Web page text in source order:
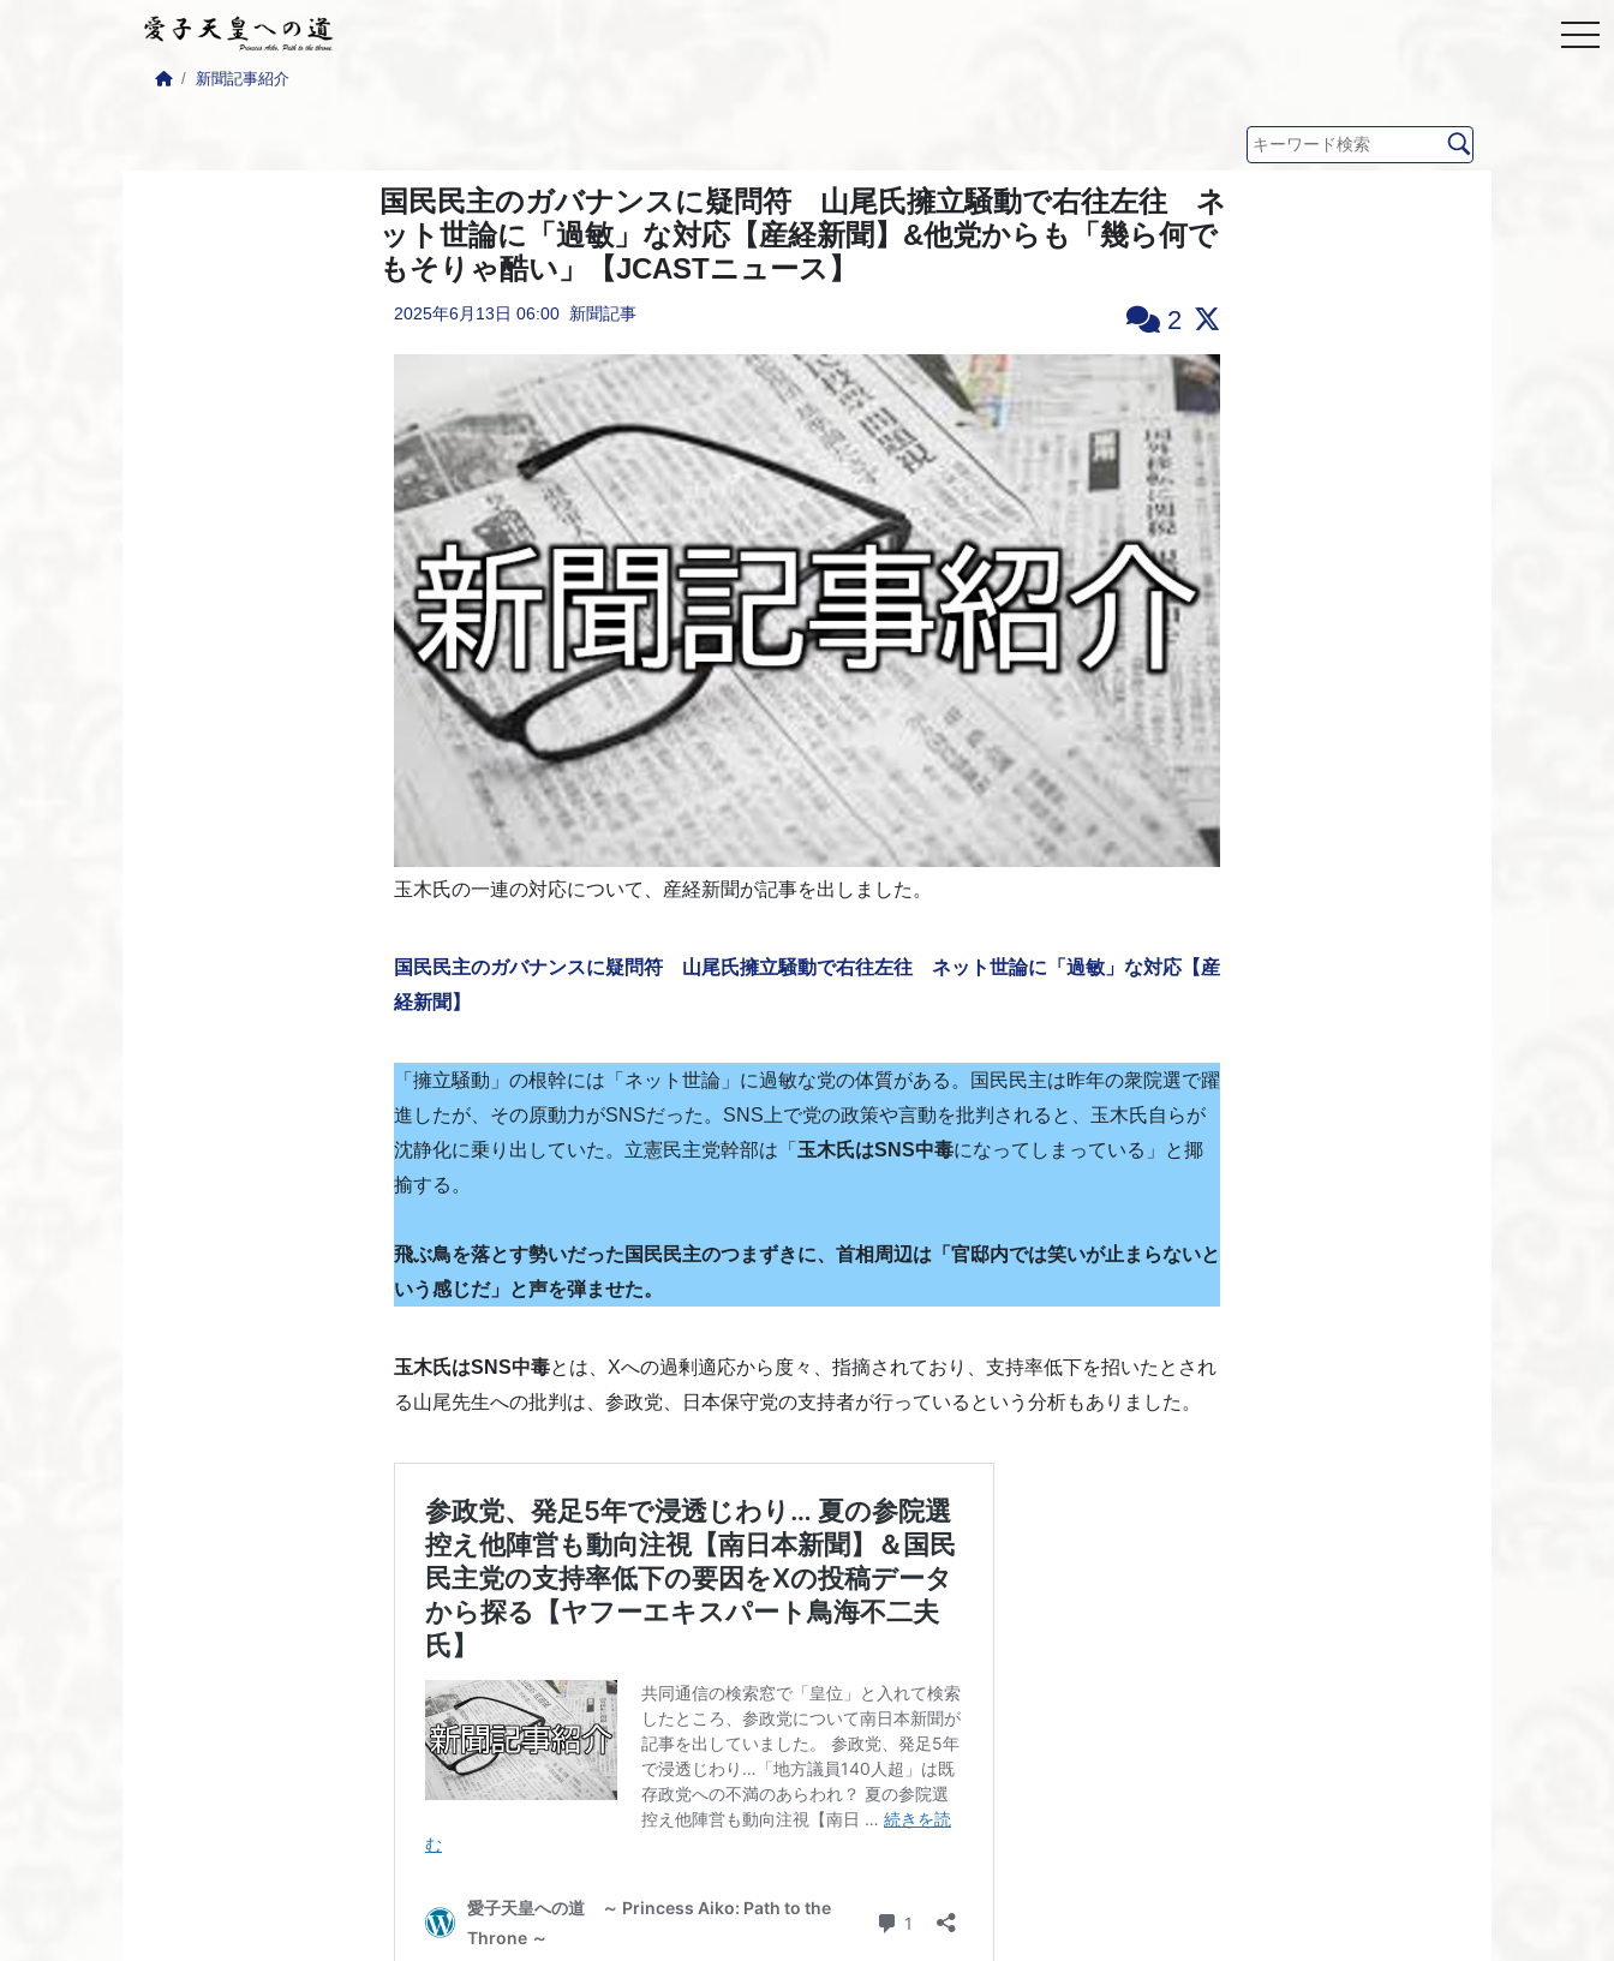
新聞記事紹介
国民民主のガバナンスに疑問符 山尾氏擁立騒動で右往左往 ネ
ット世論に「過敏」な対応【産経新聞】&他党からも「幾ら何で
もそりゃ酷い」【JCASTニュース】
2025年6月13日 06:00 新聞記事 2
玉木氏の一連の対応について、産経新聞が記事を出しました。
国民民主のガバナンスに疑問符 山尾氏擁立騒動で右往左往 ネット世論に「過敏」な対応【産
経新聞】
「擁立騒動」の根幹には「ネット世論」に過敏な党の体質がある。国民民主は昨年の衆院選で躍
進したが、その原動力がSNSだった。SNS上で党の政策や言動を批判されると、玉木氏自らが
沈静化に乗り出していた。立憲民主党幹部は「 玉木氏はSNS中毒になってしまっている」と揶
揄する。
飛ぶ鳥を落とす勢いだった国民民主のつまずきに、首相周辺は「官邸内では笑いが止まらないと
いう感じだ」と声を弾ませた。
玉木氏はSNS中毒とは、Xへの過剰適応から度々、指摘されており、支持率低下を招いたとされ
る山尾先生への批判は、参政党、日本保守党の支持者が行っているという分析もありました。